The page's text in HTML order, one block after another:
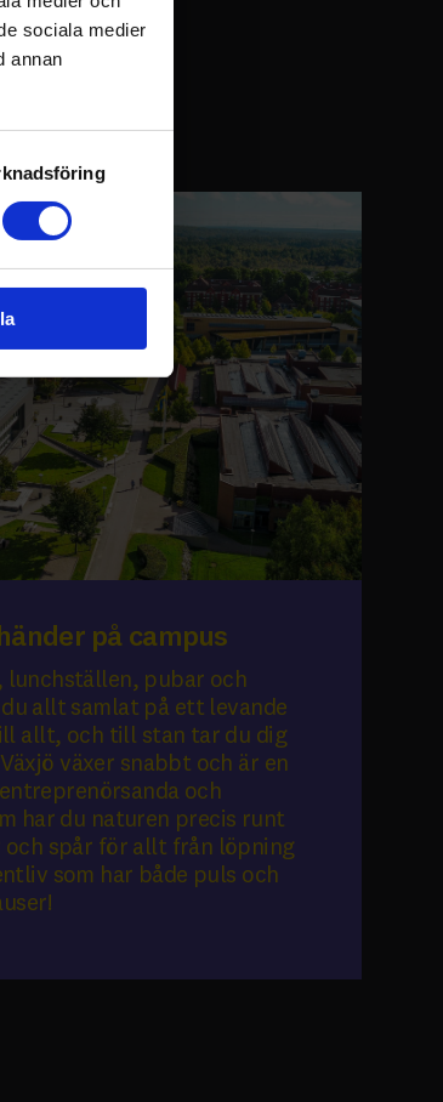
sociala medier
annan
på campus
lunchställen, pubar och
allt samlat på ett levande
allt, och till stan tar du dig
växer snabbt och är en
och
har du naturen precis runt
och spår för allt från löpning
som har både puls och